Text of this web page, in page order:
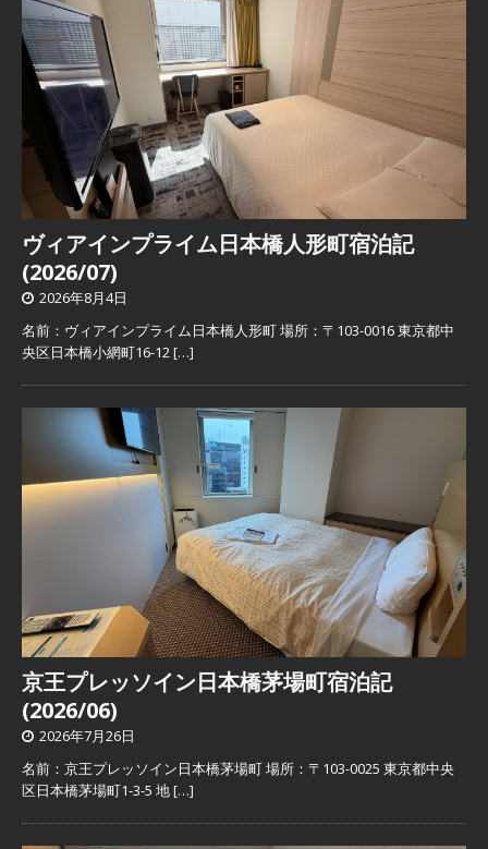
ヴィアインプライム日本橋人形町宿泊記
(2026/07)
2026年8月4日
名前：ヴィアインプライム日本橋人形町 場所：〒103-0016 東京都中
央区日本橋小網町16-12[…]
京王プレッソイン日本橋茅場町宿泊記
(2026/06)
2026年7月26日
名前：京王プレッソイン日本橋茅場町 場所：〒103-0025 東京都中央
区日本橋茅場町1-3-5 地[…]